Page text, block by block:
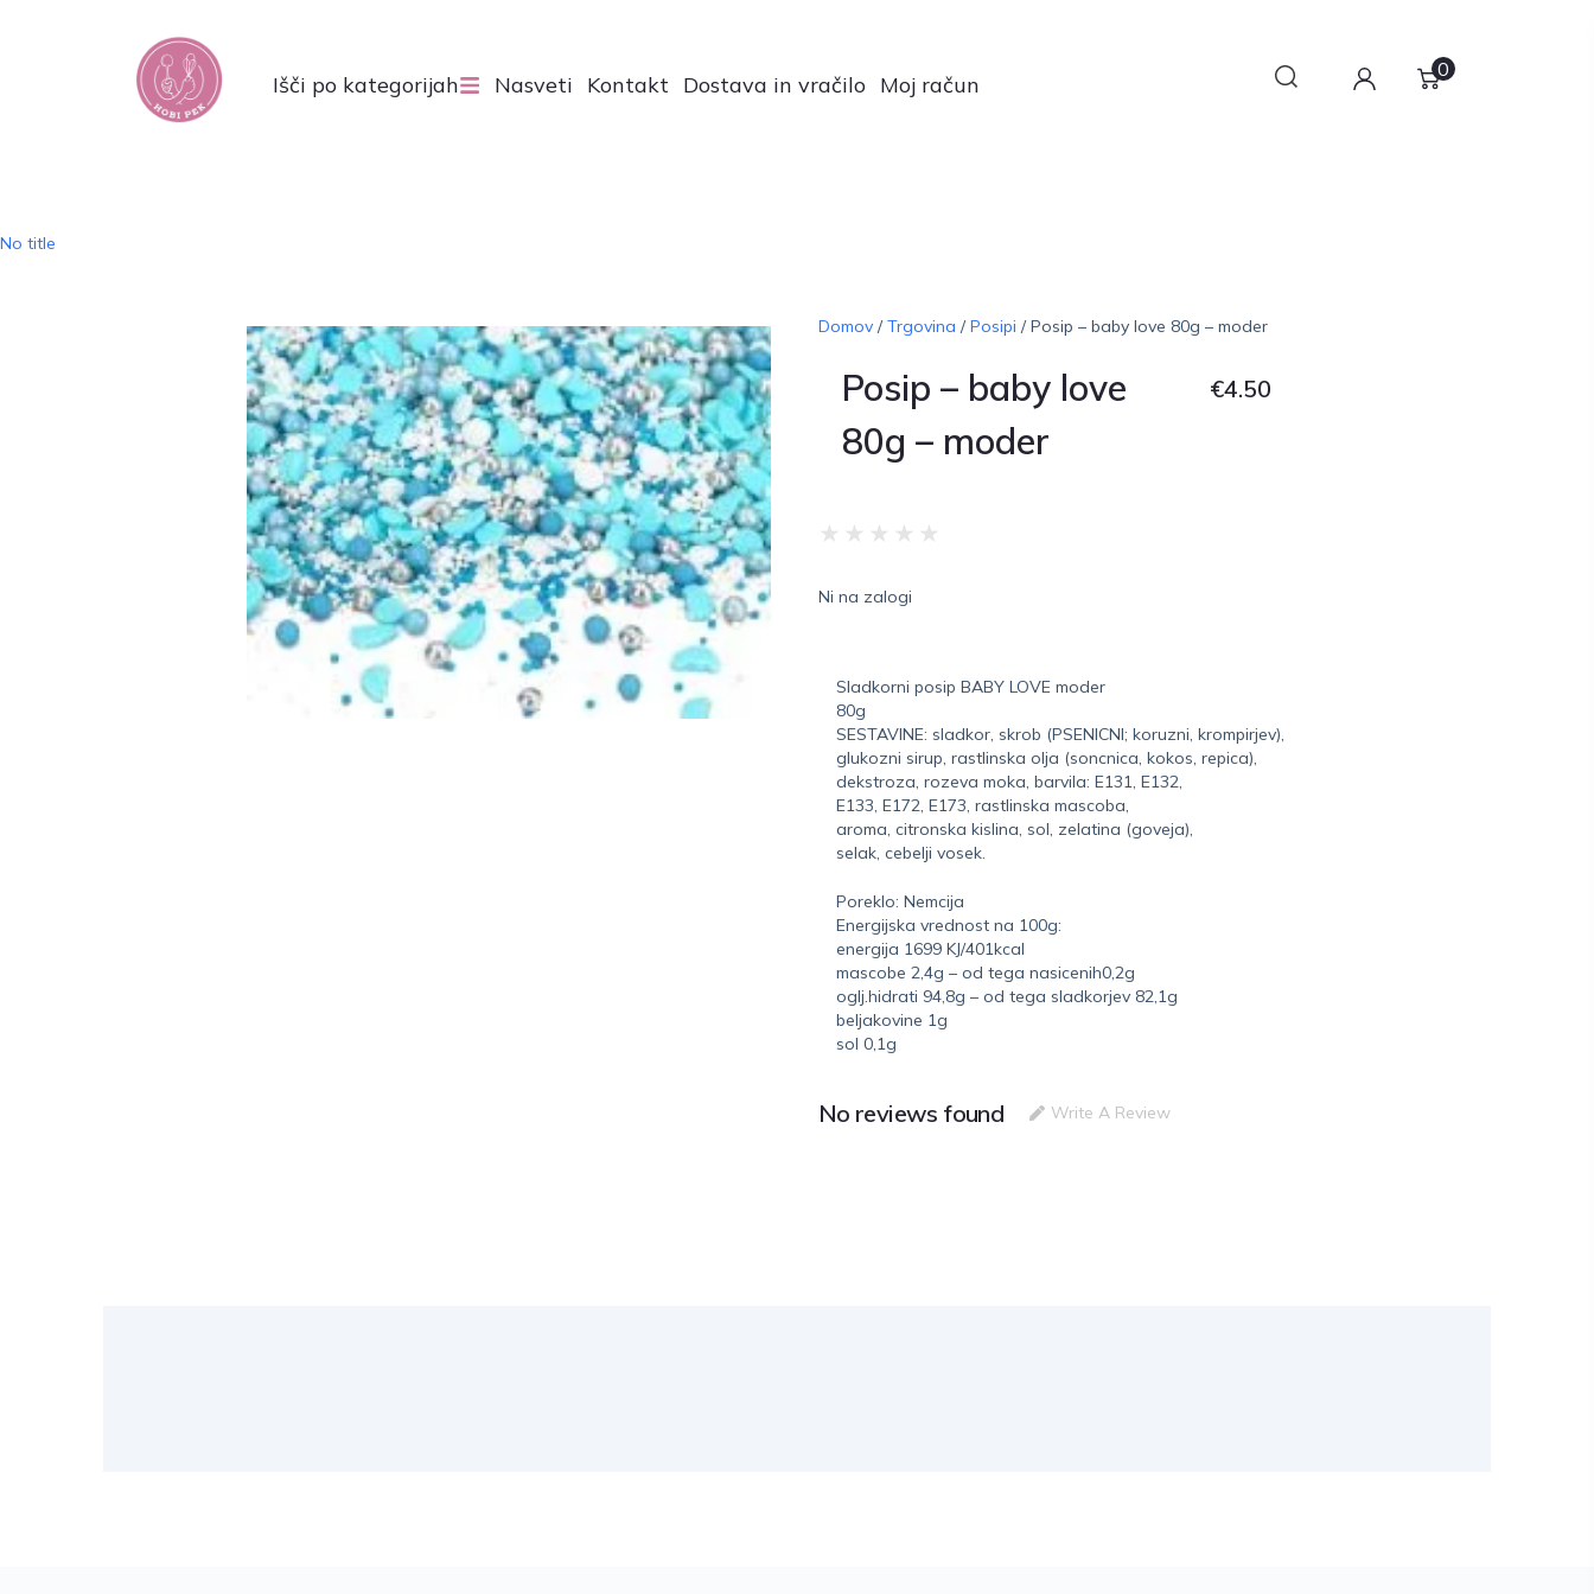
Išči po kategorijah Nasveti Kontakt Dostava in vračilo Moj račun
0
No title
Domov/Trgovina /Posipi / Posip – baby love 80g – moder
Posip – baby love
80g – moder
€4.50
★ ★ ★ ★ ★
Ni na zalogi
Sladkorni posip BABY LOVE moder
80g
SESTAVINE: sladkor, skrob (PSENICNI; koruzni, krompirjev),
glukozni sirup, rastlinska olja (soncnica, kokos, repica),
dekstroza, rozeva moka, barvila: E131, E132,
E133, E172, E173, rastlinska mascoba,
aroma, citronska kislina, sol, zelatina (goveja),
selak, cebelji vosek.
Poreklo: Nemcija
Energijska vrednost na 100g:
energija 1699 KJ/401kcal
mascobe 2,4g – od tega nasicenih0,2g
oglj.hidrati 94,8g – od tega sladkorjev 82,1g
beljakovine 1g
sol 0,1g
No reviews found Write A Review